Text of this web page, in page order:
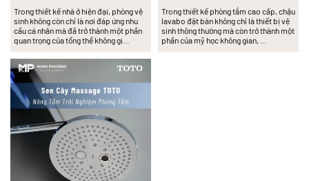
Trong thiết kế nhà ở hiện đại, phòng vệ
sinh không còn chỉ là nơi đáp ứng nhu
cầu cá nhân mà đã trở thành một phần
quan trọng của tổng thể không gi…
Trong thiết kế phòng tắm cao cấp, chậu
lavabo đặt bàn không chỉ là thiết bị vệ
sinh thông thường mà còn trở thành một
phần của mỹ học không gian, …